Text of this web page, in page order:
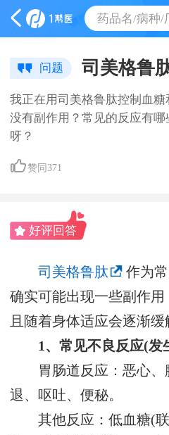
药品名/病种/
问题 司美格鲁
我正在用司美格鲁肽控制血
没有副作用？常见的反应有
呀？
赞同371
好评回答
司美格鲁肽
作为
确实可能出现一些副作用
且随着身体适应会逐渐缓
1、常见不良反应(发
胃肠道反应：恶心、
退、呕吐、便秘。
其他反应：低血糖(联